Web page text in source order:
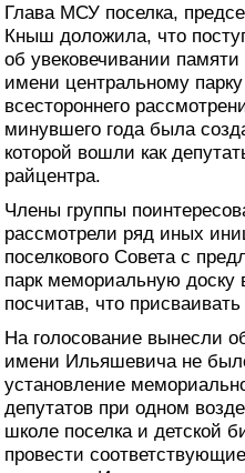
Глава МСУ поселка,
Кныш доложила, что
об увековечивании
имени центральному
всестороннего
минувшего года была
которой вошли как
райцентра.
Члены группы
рассмотрели ряд иных
поселкового Совета с
парк мемориальную
посчитав, что
На голосование вынесли
имени Ильяшевича не
установление
депутатов при одном
школе поселка и детской
провести